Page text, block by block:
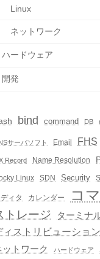
Linux
ネットワーク
ハードウェア
開発
bind command DB
サーバソフト Email FHS
Record Name Resolution
Linux SDN Security
ィタ カレンダー コ
トレージ ターミナ
ィストリビューション
ットワーク ハードウェア